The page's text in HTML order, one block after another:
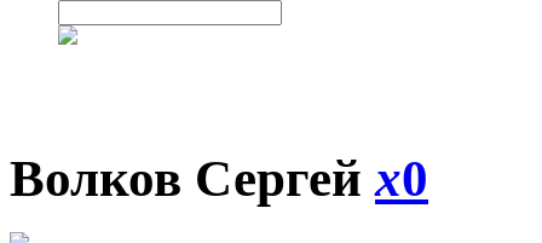
Волков Сергейx0